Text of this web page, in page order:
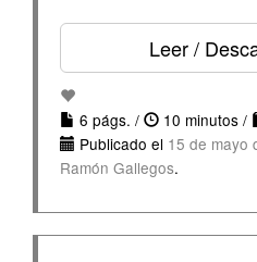
Leer /
6 págs. / 10 minutos /
Publicado el 15 de mayo
Ramón Gallegos.